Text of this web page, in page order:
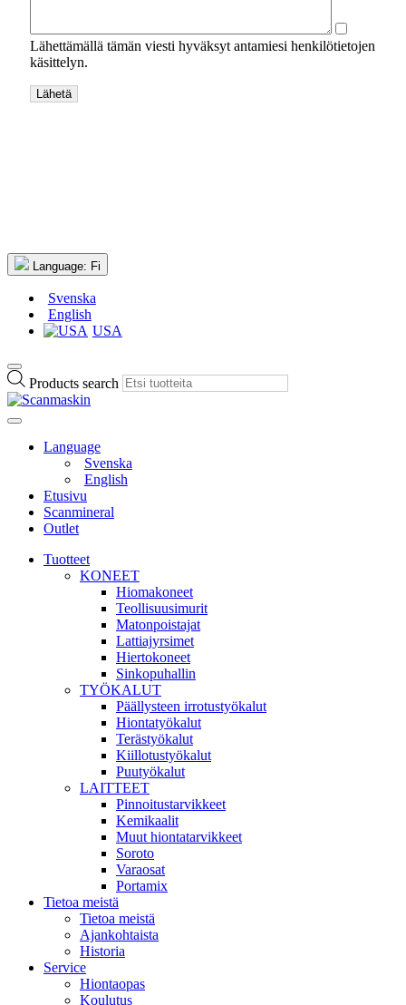
Lähettämällä tämän viesti hyväksyt antamiesi henkilötietojen
käsittelyn.
Language: Fi
Svenska
English
USA
Products search
Language
Svenska
English
Etusivu
Scanmineral
Outlet
Tuotteet
KONEET
Hiomakoneet
Teollisuusimurit
Matonpoistajat
Lattiajyrsimet
Hiertokoneet
Sinkopuhallin
TYÖKALUT
Päällysteen irrotustyökalut
Hiontatyökalut
Terästyökalut
Kiillotustyökalut
Puutyökalut
LAITTEET
Pinnoitustarvikkeet
Kemikaalit
Muut hiontatarvikkeet
Soroto
Varaosat
Portamix
Tietoa meistä
Tietoa meistä
Ajankohtaista
Historia
Service
Hiontaopas
Koulutus